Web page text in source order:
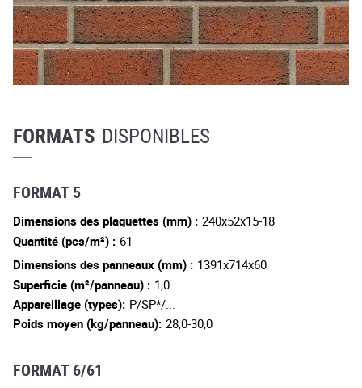
FORMATS DISPONIBLES
FORMAT 5
Dimensions des plaquettes (mm) : 240x52x15-18
Quantité (pcs/m²) : 61
Dimensions des panneaux (mm) : 1391x714x60
Superficie (m²/panneau) : 1,0
Appareillage (types): P/SP*/...
Poids moyen (kg/panneau): 28,0-30,0
FORMAT 6/61